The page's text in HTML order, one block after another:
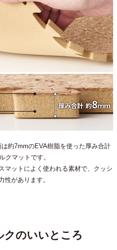
約7mmのEVA樹脂を使った厚み合計
クマットです。
マットによく使われる素材で、クッシ
性があります。
クのいいところ